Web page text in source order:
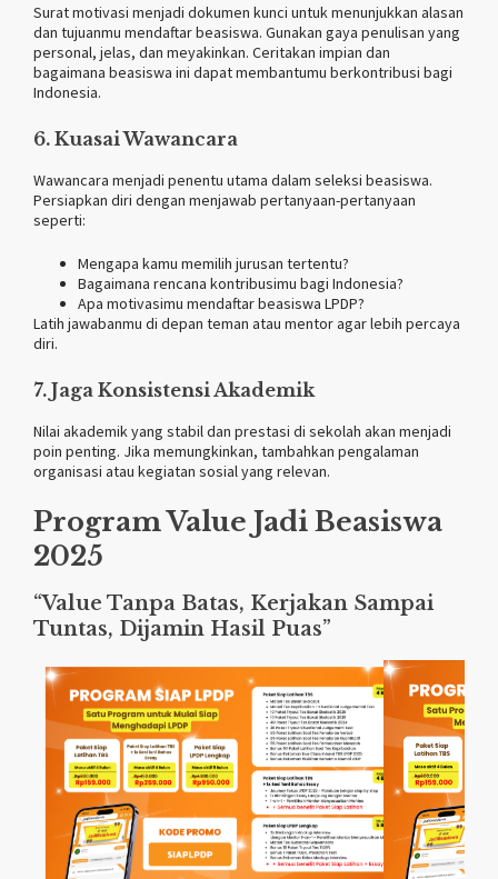
Surat motivasi menjadi dokumen kunci untuk menunjukkan alasan
dan tujuanmu mendaftar beasiswa. Gunakan gaya penulisan yang
personal, jelas, dan meyakinkan. Ceritakan impian dan
bagaimana beasiswa ini dapat membantumu berkontribusi bagi
Indonesia.
6. Kuasai Wawancara
Wawancara menjadi penentu utama dalam seleksi beasiswa.
Persiapkan diri dengan menjawab pertanyaan-pertanyaan
seperti:
Mengapa kamu memilih jurusan tertentu?
Bagaimana rencana kontribusimu bagi Indonesia?
Apa motivasimu mendaftar beasiswa LPDP?
Latih jawabanmu di depan teman atau mentor agar lebih percaya
diri.
7. Jaga Konsistensi Akademik
Nilai akademik yang stabil dan prestasi di sekolah akan menjadi
poin penting. Jika memungkinkan, tambahkan pengalaman
organisasi atau kegiatan sosial yang relevan.
Program Value Jadi Beasiswa
2025
“Value Tanpa Batas, Kerjakan Sampai
Tuntas, Dijamin Hasil Puas”